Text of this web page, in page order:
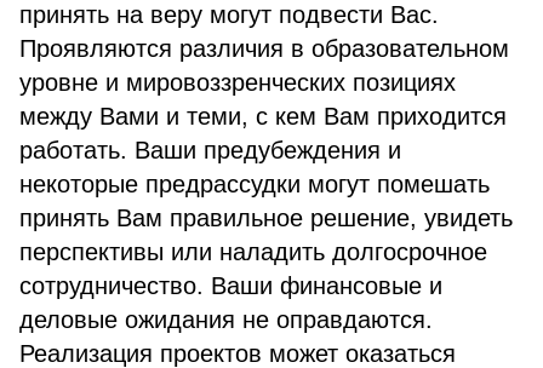
принять на веру могут подвести Вас.
Проявляются различия в образовательном
уровне и мировоззренческих позициях
между Вами и теми, с кем Вам приходится
работать. Ваши предубеждения и
некоторые предрассудки могут помешать
принять Вам правильное решение, увидеть
перспективы или наладить долгосрочное
сотрудничество. Ваши финансовые и
деловые ожидания не оправдаются.
Реализация проектов может оказаться